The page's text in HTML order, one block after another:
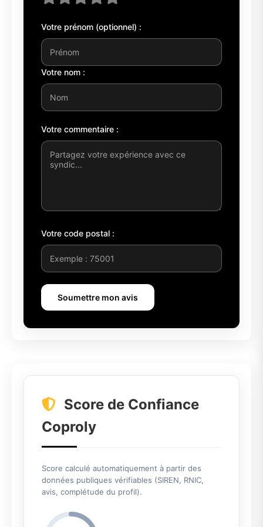
Votre prénom (optionnel) :
Votre nom :
Votre commentaire :
Votre code postal :
Soumettre mon avis
Score de Confiance
Coproly
Score calculé automatiquement à partir des
données publiques vérifiables (SIREN, RNIC,
avis, complétude du profil).